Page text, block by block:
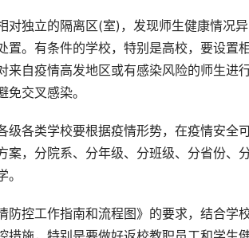
对独立的隔离区(室)，发现师生健康情况
置。有条件的学校，特别是高校，要设置
来自疫情高发地区或有感染风险的师生进
交叉感染。
级各类学校要根据疫情形势，在疫情安全
案，分院系、分年级、分班级、分省份、
防控工作指南和流程图》的要求，结合学